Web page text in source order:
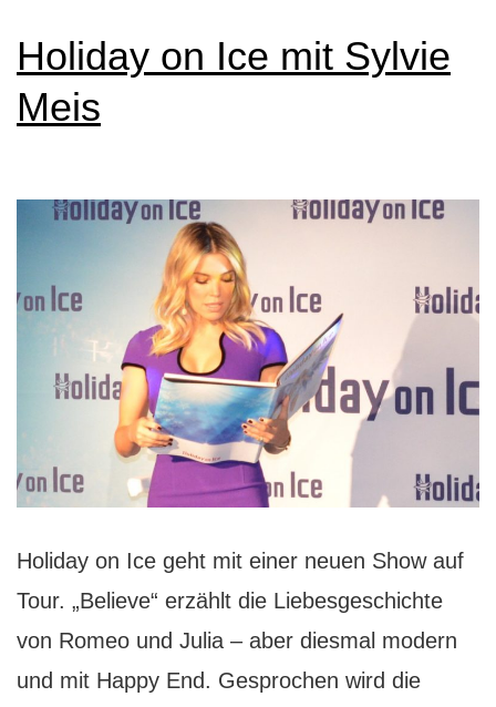
Holiday on Ice mit Sylvie
Meis
Holiday on Ice geht mit einer neuen Show auf
Tour. „Believe“ erzählt die Liebesgeschichte
von Romeo und Julia – aber diesmal modern
und mit Happy End. Gesprochen wird die